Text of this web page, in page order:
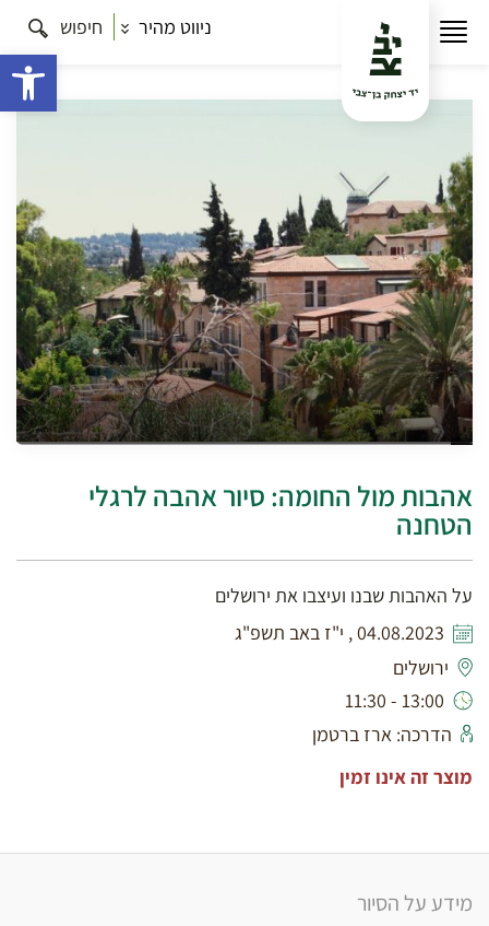
ניווט מהיר חיפוש כל הסיורים
אהבות מול החומה:
אהבות מול החומה: סיור אהבה לרגלי
הטחנה
על האהבות שבנו ועיצבו את ירושלים
04.08.2023 , י"ז באב תשפ"ג
ירושלים
13:00 - 11:30
הדרכה: ארז ברטמן
מוצר זה אינו זמין
מידע על הסיור